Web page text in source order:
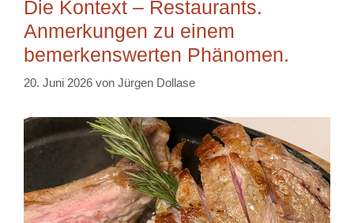
Die Kontext – Restaurants.
Anmerkungen zu einem
bemerkenswerten Phänomen.
20. Juni 2026 von Jürgen Dollase